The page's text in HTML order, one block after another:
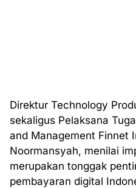
Direktur Technology
sekaligus Pelaksana
and Management Finnet
Noormansyah, menilai
merupakan tonggak
pembayaran digital